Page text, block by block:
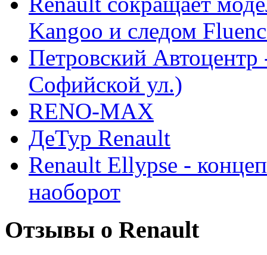
Kangoo и следом
Петровский
Софийской ул.)
RENO-MAX
ДеТур Renault
Renault Ellypse -
наоборот
Отзывы о Renault